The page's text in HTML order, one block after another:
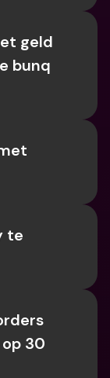
geld
bunq
te
30